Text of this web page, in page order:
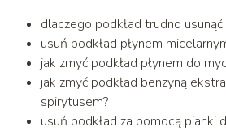
dlaczego podkład trudno usunąć
usuń podkład płynem
jak zmyć podkład płynem do
jak zmyć podkład benzyną
spirytusem?
usuń podkład za pomocą pianki